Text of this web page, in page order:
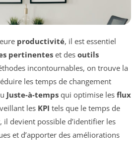
productivité, il est essentiel
pertinentes et des outils
incontournables, on trouve la
les temps de changement
Juste-à-temps qui optimise les flux
les KPI tels que le temps de
il devient possible d’identifier les
et d’apporter des améliorations